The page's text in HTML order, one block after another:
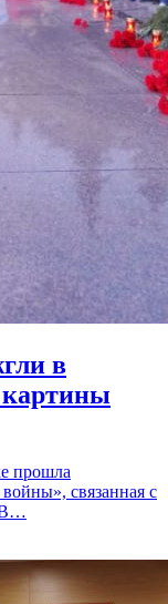
в
прошла
связанная с
В…